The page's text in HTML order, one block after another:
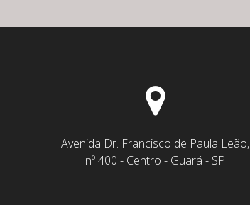
Avenida Dr. Francisco de Paula Leão,
nº 400 - Centro - Guará - SP